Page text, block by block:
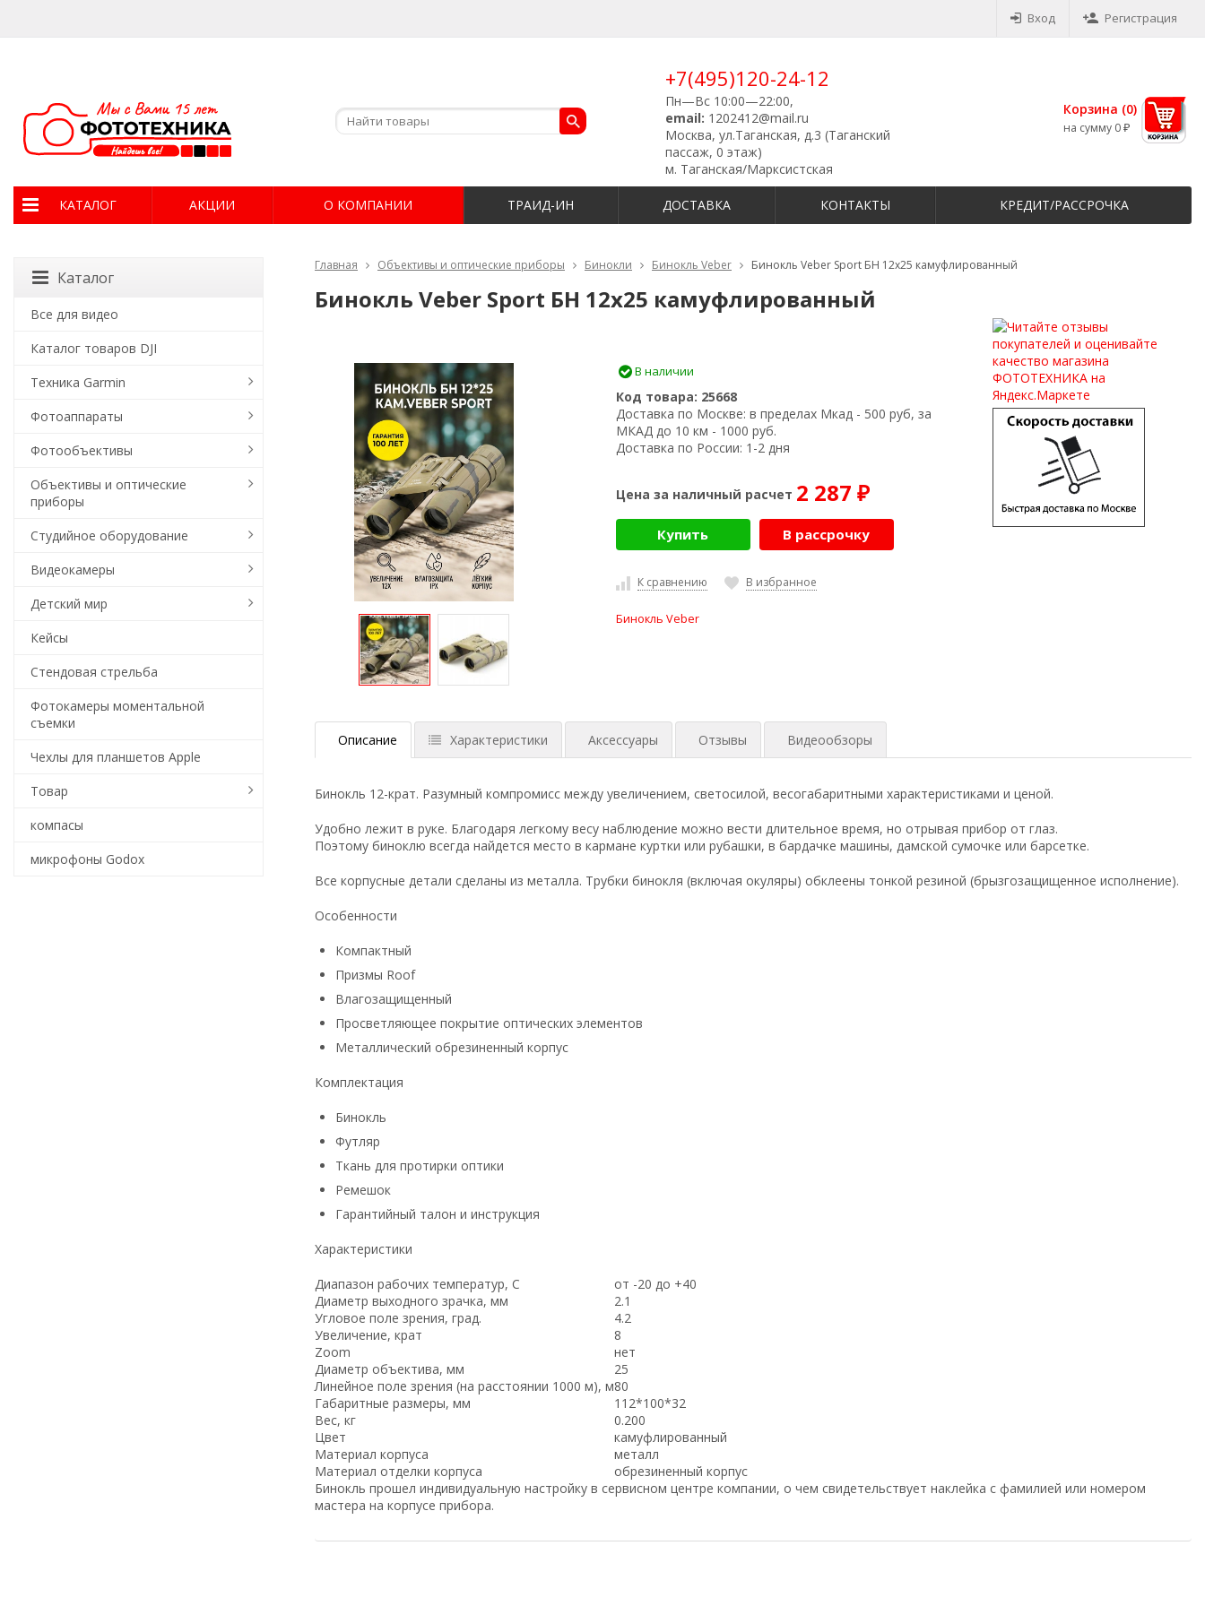
Вход Регистрация
+7(495)120-24-12
Пн—Вс 10:00—22:00,
email: 1202412@mail.ru
Москва, ул.Таганская, д.3 (Таганский
пассаж, 0 этаж)
м. Таганская/Марксистская
Корзина (0)
на сумму 0 ₽
КАТАЛОГ АКЦИИ О КОМПАНИИ ТРАИД-ИН ДОСТАВКА КОНТАКТЫ КРЕДИТ/РАССРОЧКА
Главная Объективы и оптические приборы Бинокли Бинокль Veber Бинокль Veber Sport БН 12x25 камуфлированный
Бинокль Veber Sport БН 12x25 камуфлированный
В наличии
Код товара: 25668
Доставка по Москве: в пределах Мкад - 500 руб, за
МКАД до 10 км - 1000 руб.
Доставка по России: 1-2 дня
Цена за наличный расчет 2 287 ₽
Купить В рассрочку
К сравнению В избранное
Бинокль Veber
Описание Характеристики Аксессуары Отзывы Видеообзоры
Бинокль 12-крат. Разумный компромисс между увеличением, светосилой, весогабаритными характеристиками и ценой.
Удобно лежит в руке. Благодаря легкому весу наблюдение можно вести длительное время, но отрывая прибор от глаз.
Поэтому биноклю всегда найдется место в кармане куртки или рубашки, в бардачке машины, дамской сумочке или барсетке.
Все корпусные детали сделаны из металла. Трубки бинокля (включая окуляры) обклеены тонкой резиной (брызгозащищенное исполнение).
Особенности
Компактный
Призмы Roof
Влагозащищенный
Просветляющее покрытие оптических элементов
Металлический обрезиненный корпус
Комплектация
Бинокль
Футляр
Ткань для протирки оптики
Ремешок
Гарантийный талон и инструкция
Характеристики
Диапазон рабочих температур, С
от -20 до +40
Диаметр выходного зрачка, мм
2.1
Угловое поле зрения, град.
4.2
Увеличение, крат
8
Zoom
нет
Диаметр объектива, мм
25
Линейное поле зрения (на расстоянии 1000 м), м80
Габаритные размеры, мм
112*100*32
Вес, кг
0.200
Цвет
камуфлированный
Материал корпуса
металл
Материал отделки корпуса
обрезиненный корпус
Бинокль прошел индивидуальную настройку в сервисном центре компании, о чем свидетельствует наклейка с фамилией или номером
мастера на корпусе прибора.
Каталог
Все для видео
Каталог товаров DJI
Техника Garmin
Фотоаппараты
Фотообъективы
Объективы и оптические
приборы
Студийное оборудование
Видеокамеры
Детский мир
Кейсы
Стендовая стрельба
Фотокамеры моментальной
съемки
Чехлы для планшетов Apple
Товар
компасы
микрофоны Godox